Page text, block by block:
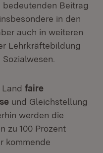
bedeutenden Beitrag
in den
auch in weiteren
Lehrkräftebildung
faire
und Gleichstellung
werden die
zu 100 Prozent
kommende